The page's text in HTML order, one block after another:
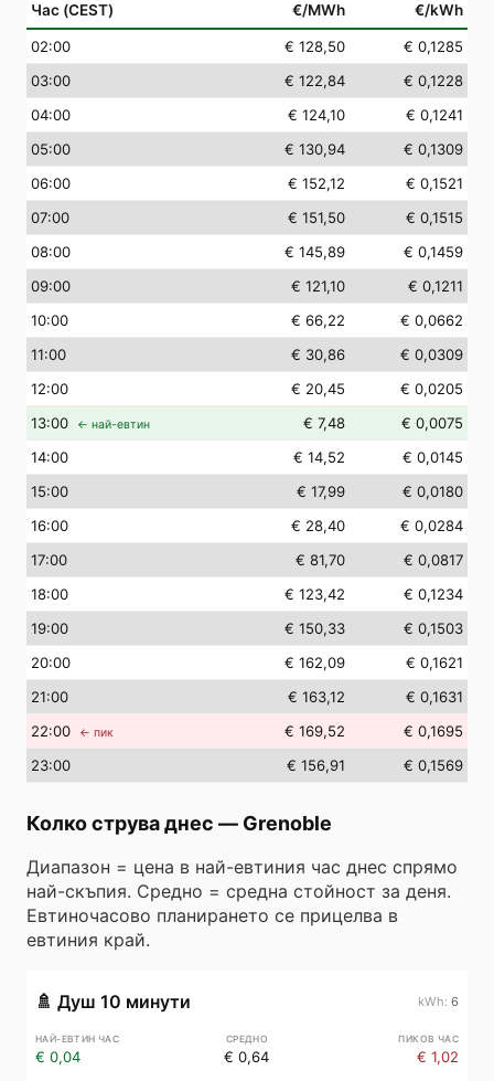
Час (CEST) €/MWh €/kWh
02:00 € 128,50
€ 0,1285
03:00 € 122,84
€ 0,1228
04:00 € 124,10
€ 0,1241
05:00 € 130,94
€ 0,1309
06:00 € 152,12
€ 0,1521
07:00 € 151,50
€ 0,1515
08:00 € 145,89
€ 0,1459
09:00 € 121,10
€ 0,1211
10:00 € 66,22
€ 0,0662
11:00 € 30,86
€ 0,0309
12:00 € 20,45
€ 0,0205
13:00 ← най-евтин € 7,48
€ 0,0075
14:00 € 14,52
€ 0,0145
15:00 € 17,99
€ 0,0180
16:00 € 28,40
€ 0,0284
17:00 € 81,70
€ 0,0817
18:00 € 123,42
€ 0,1234
19:00 € 150,33
€ 0,1503
20:00 € 162,09
€ 0,1621
21:00 € 163,12
€ 0,1631
22:00 ← пик € 169,52
€ 0,1695
23:00 € 156,91 € 0,1569
Колко струва днес — Grenoble
Диапазон = цена в най-евтиния час днес спрямо
най-скъпия. Средно = средна стойност за деня.
Евтиночасово планирането се прицелва в
евтиния край.
🚿 Душ 10 минути 6
€ 0,04 € 0,64 € 1,02